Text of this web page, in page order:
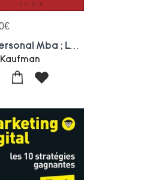
€
Le Personal Mba ; La Bible Du Business Pour Faire Decoller Votre Carriere Sans Passer Par La Case Mba
Kaufman